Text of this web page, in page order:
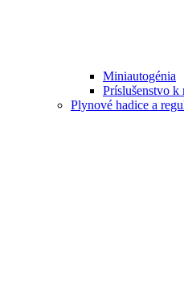
Miniautogénia
Príslušenstvo k
Plynové hadice a